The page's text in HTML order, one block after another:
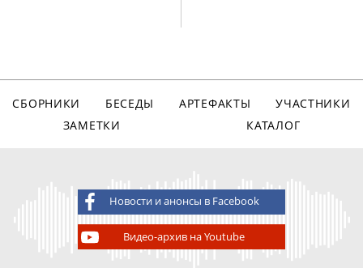
СБОРНИКИ БЕСЕДЫ АРТЕФАКТЫ
УЧАСТНИКИ
ЗАМЕТКИ
КАТАЛОГ
Новости и анонсы в Facebook
Видео-архив на Youtube